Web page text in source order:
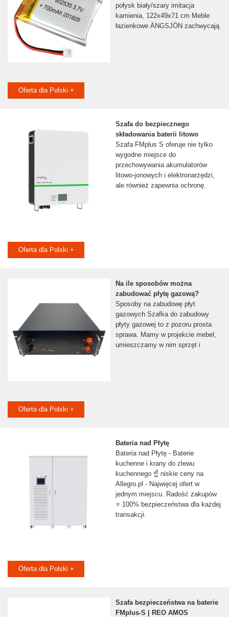
połysk biały/szary imitacja
kamienia, 122x49x71 cm Meble
łazienkowe ÄNGSJÖN zachwycają
Oferta dla Polski +
Szafa do bezpiecznego
składowania baterii litowo
Szafa FMplus S oferuje nie tylko
wygodne miejsce do
przechowywania akumulatorów
litowo-jonowych i elektronarzędzi,
ale również zapewnia ochronę.
Oferta dla Polski +
Na ile sposobów można
zabudować płytę gazową?
Sposoby na zabudowę płyt
gazowych Szafka do zabudowy
płyty gazowej to z pozoru prosta
sprawa. Mamy w projekcie mebel,
umieszczamy w nim sprzęt i
Oferta dla Polski +
Bateria nad Płytę
Bateria nad Płytę - Baterie
kuchenne i krany do zlewu
kuchennego ☝ niskie ceny na
Allegro.pl - Najwięcej ofert w
jednym miejscu. Radość zakupów
⭐ 100% bezpieczeństwa dla każdej
transakcji.
Oferta dla Polski +
Szafa bezpieczeństwa na baterie
FMplus-S | REO AMOS